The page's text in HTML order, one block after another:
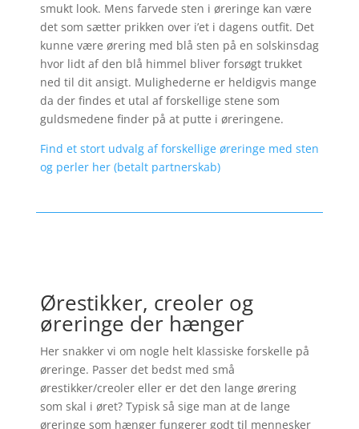
smukt look. Mens farvede sten i øreringe kan være
det som sætter prikken over i’et i dagens outfit. Det
kunne være ørering med blå sten på en solskinsdag
hvor lidt af den blå himmel bliver forsøgt trukket
ned til dit ansigt. Mulighederne er heldigvis mange
da der findes et utal af forskellige stene som
guldsmedene finder på at putte i øreringene.
Find et stort udvalg af forskellige øreringe med sten
og perler her (betalt partnerskab)
Ørestikker, creoler og
øreringe der hænger
Her snakker vi om nogle helt klassiske forskelle på
øreringe. Passer det bedst med små
ørestikker/creoler eller er det den lange ørering
som skal i øret? Typisk så sige man at de lange
øreringe som hænger fungerer godt til mennesker